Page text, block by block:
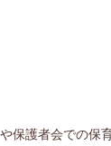
保護者会での保